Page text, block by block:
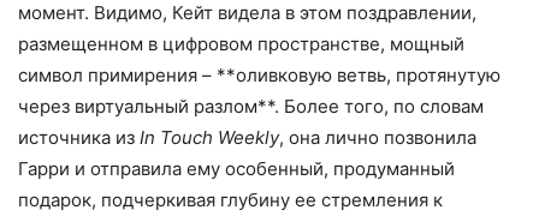
момент. Видимо, Кейт видела в этом поздравлении,
размещенном в цифровом пространстве, мощный
символ примирения – **оливковую ветвь, протянутую
через виртуальный разлом**. Более того, по словам
источника из In Touch Weekly, она лично позвонила
Гарри и отправила ему особенный, продуманный
подарок, подчеркивая глубину ее стремления к